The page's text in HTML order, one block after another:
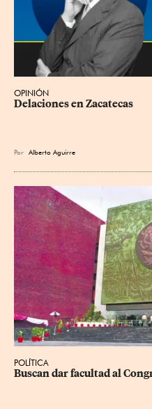
OPINIÓN
Delaciones en Zacatecas
Por Alberto Aguirre
POLÍTICA
Buscan dar facultad al